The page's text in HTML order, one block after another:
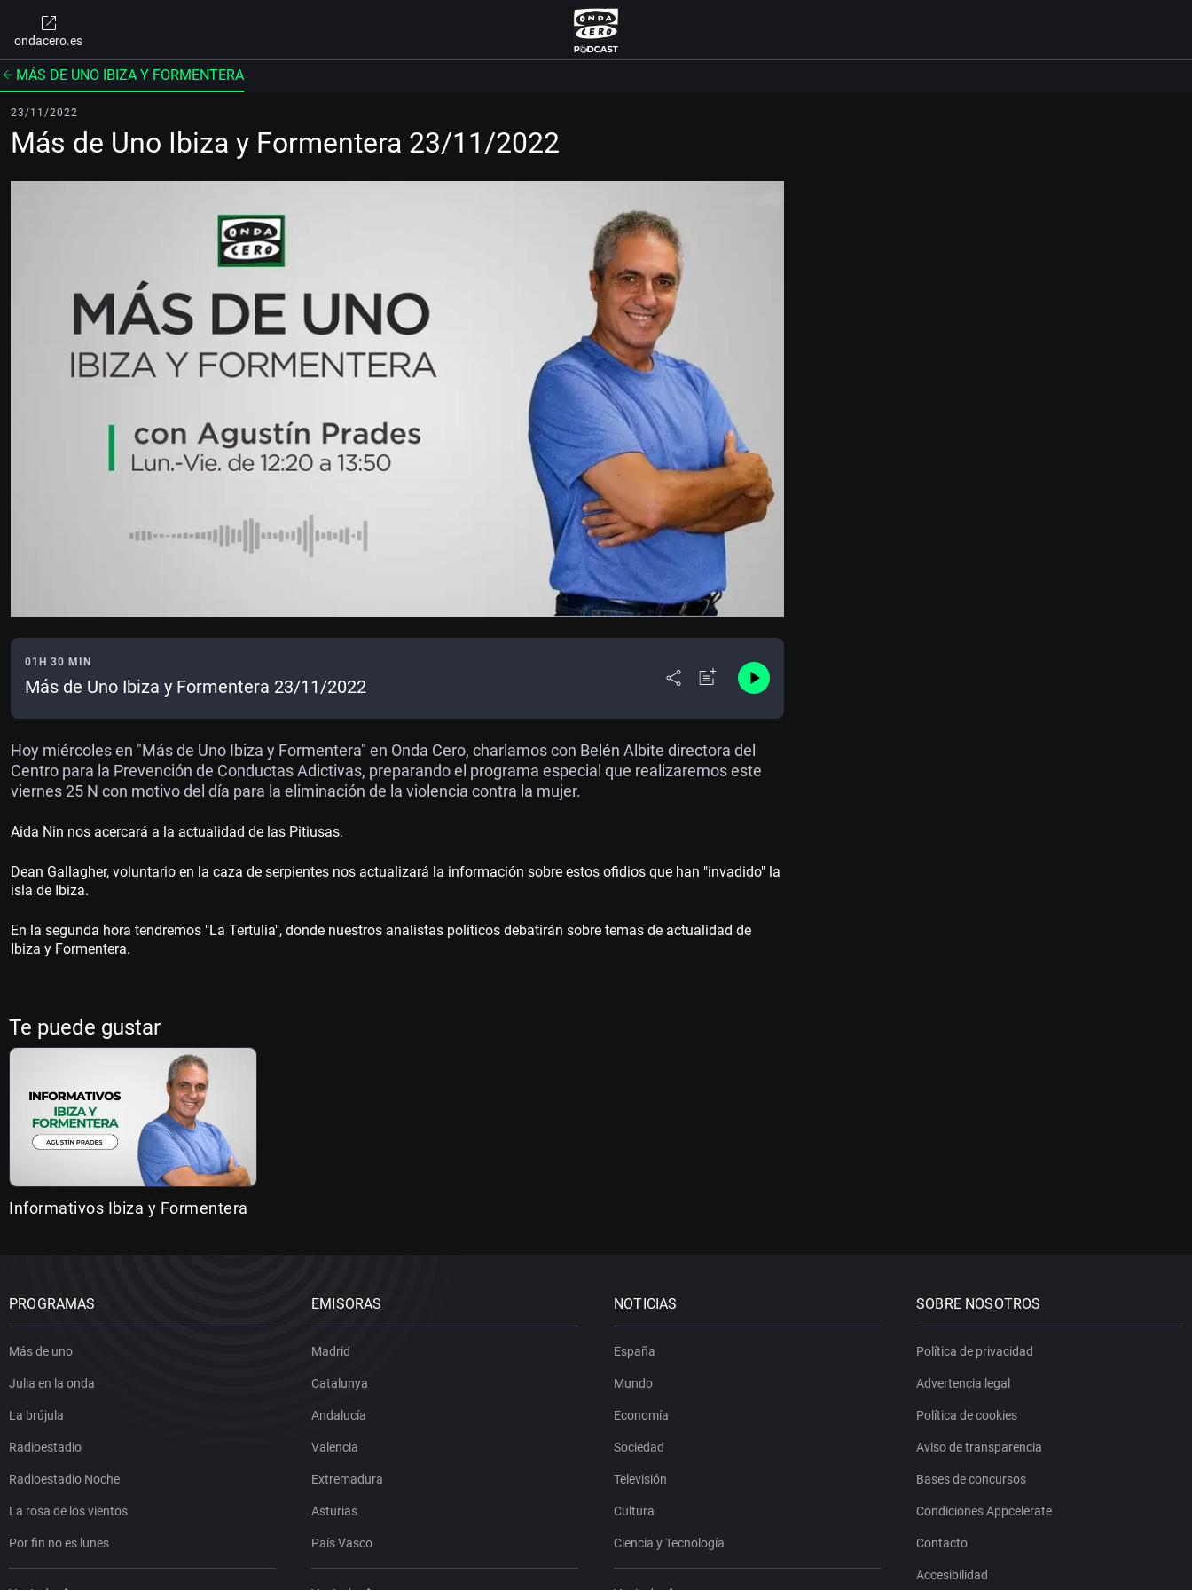
ondacero.es
MÁS DE UNO IBIZA Y FORMENTERA
23/11/2022
Más de Uno Ibiza y Formentera 23/11/2022
01H 30 MIN
Más de Uno Ibiza y Formentera 23/11/2022
Hoy miércoles en "Más de Uno Ibiza y Formentera" en Onda Cero, charlamos con Belén Albite directora del
Centro para la Prevención de Conductas Adictivas, preparando el programa especial que realizaremos este
viernes 25 N con motivo del día para la eliminación de la violencia contra la mujer.
Aida Nin nos acercará a la actualidad de las Pitiusas.
Dean Gallagher, voluntario en la caza de serpientes nos actualizará la información sobre estos ofidios que han "invadido" la
isla de Ibiza.
En la segunda hora tendremos "La Tertulia", donde nuestros analistas políticos debatirán sobre temas de actualidad de
Ibiza y Formentera.
Te puede gustar
Informativos Ibiza y Formentera
PROGRAMAS
Más de uno
Julia en la onda
La brújula
Radioestadio
Radioestadio Noche
La rosa de los vientos
Por fin no es lunes
EMISORAS
Madrid
Catalunya
Andalucía
Valencia
Extremadura
Asturias
País Vasco
NOTICIAS
España
Mundo
Economía
Sociedad
Televisión
Cultura
Ciencia y Tecnología
SOBRE NOSOTROS
Política de privacidad
Advertencia legal
Política de cookies
Aviso de transparencia
Bases de concursos
Condiciones Appcelerate
Contacto
Accesibilidad